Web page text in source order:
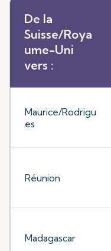
De la
Suisse/Roya
ume-Uni
vers :
Maurice/Rodrigu
es
Réunion
Madagascar